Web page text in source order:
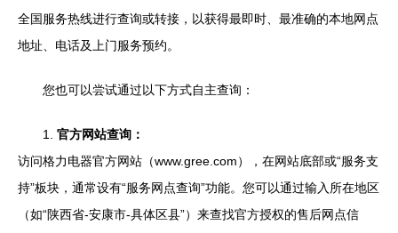
全国服务热线进行查询或转接，以获得最即时、最准确的本地网点
地址、电话及上门服务预约。
您也可以尝试通过以下方式自主查询：
1. 官方网站查询：
访问格力电器官方网站（www.gree.com），在网站底部或“服务支
持”板块，通常设有“服务网点查询”功能。您可以通过输入所在地区
（如“陕西省-安康市-具体区县”）来查找官方授权的售后网点信